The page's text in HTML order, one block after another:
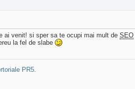
ai venit! si sper sa te ocupi mai mult de SEO
la fel de slabe
PR5.